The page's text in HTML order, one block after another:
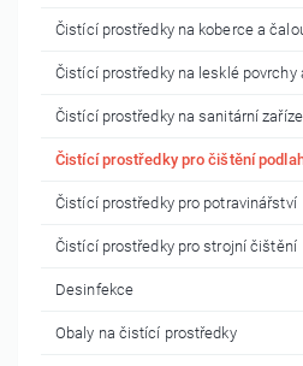
Čistící prostředky na koberce a
Čistící prostředky na lesklé povrchy
Čistící prostředky na sanitární
Čistící prostředky pro čištění
Čistící prostředky pro potravinářství
Čistící prostředky pro strojní čištění
Desinfekce
Obaly na čistící prostředky